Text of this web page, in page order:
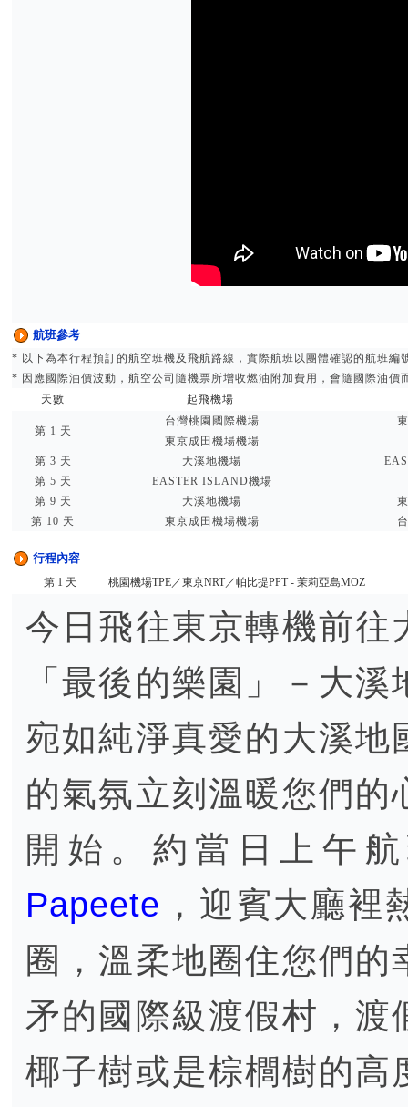
航班參考
* 以下為本行程預訂的航空班機及飛航路線，實際航班以團體確認的航班編
* 因應國際油價波動，航空公司隨機票所增收燃油附加費用，會隨國際油價
天數
起飛機場
第 1 天
台灣桃園國際機場
東京成田機場機場
第 3 天
大溪地機場
第 5 天
EASTER ISLAND機場
第 9 天
大溪地機場
第 10 天
東京成田機場機場
行程內容
第 1 天 桃園機場TPE／東京NRT／帕比提PPT - 茉莉亞島MOZ
今日飛往東京轉機前往
「最後的樂園」－大
宛如純淨真愛的大溪地
的氣氛立刻溫暖您們
開始。約當日上午
Papeete ，迎賓大廳裡
圈，溫柔地圈住您們
矛的國際級渡假村，
椰子樹或是棕櫚樹的高